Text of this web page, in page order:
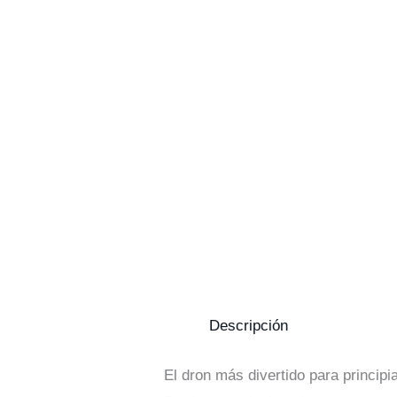
Descripción
El dron más divertido para